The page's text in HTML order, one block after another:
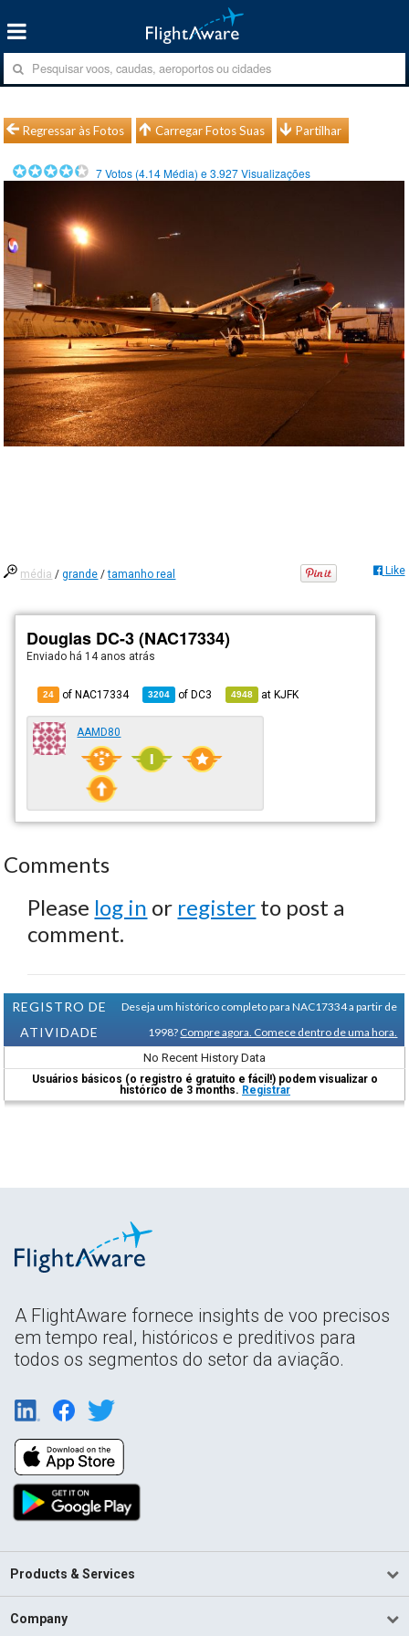
Regressar às Fotos Carregar Fotos Suas Partilhar
7Votos (4.14Média) e3.927Visualizações
média /grande /tamanho real Like
Douglas DC-3 (NAC17334)
Enviado há 14 anos atrás
24 of NAC17334 3204 ofDC3 4948 atKJFK
AAMD80
Comments
Please log in or register to post a
comment.
REGISTRO DE
ATIVIDADE
Deseja um histórico completo para NAC17334 a partir de
1998? Compre agora. Comece dentro de uma hora.
No Recent History Data
Usuários básicos (o registro é gratuito e fácil!) podem visualizar o
histórico de 3 months. Registrar
A FlightAware fornece insights de voo precisos
em tempo real, históricos e preditivos para
todos os segmentos do setor da aviação.
Products & Services
Company